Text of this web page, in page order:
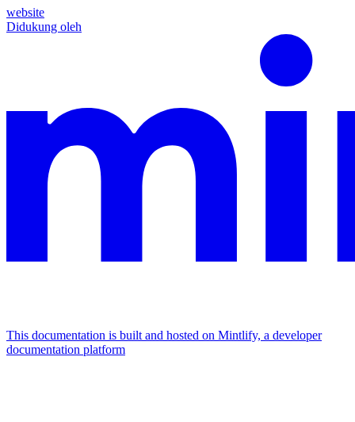
website
Didukung oleh
This documentation is built and hosted on Mintlify, a developer
documentation platform